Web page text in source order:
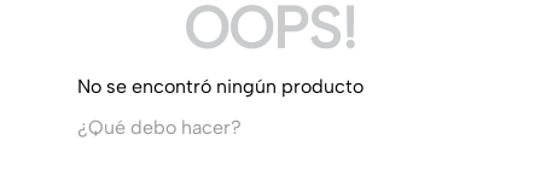
OOPS!
No se encontró ningún producto
¿Qué debo hacer?